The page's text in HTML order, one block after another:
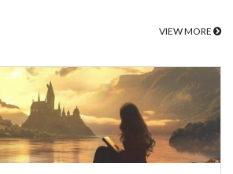
VIEW MORE